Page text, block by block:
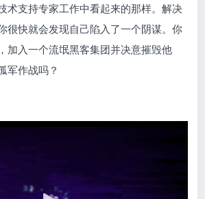
术支持专家工作中看起来的那样。解决
很快就会发现自己陷入了一个阴谋。你
加入一个流氓黑客集团并决意摧毁他
军作战吗？